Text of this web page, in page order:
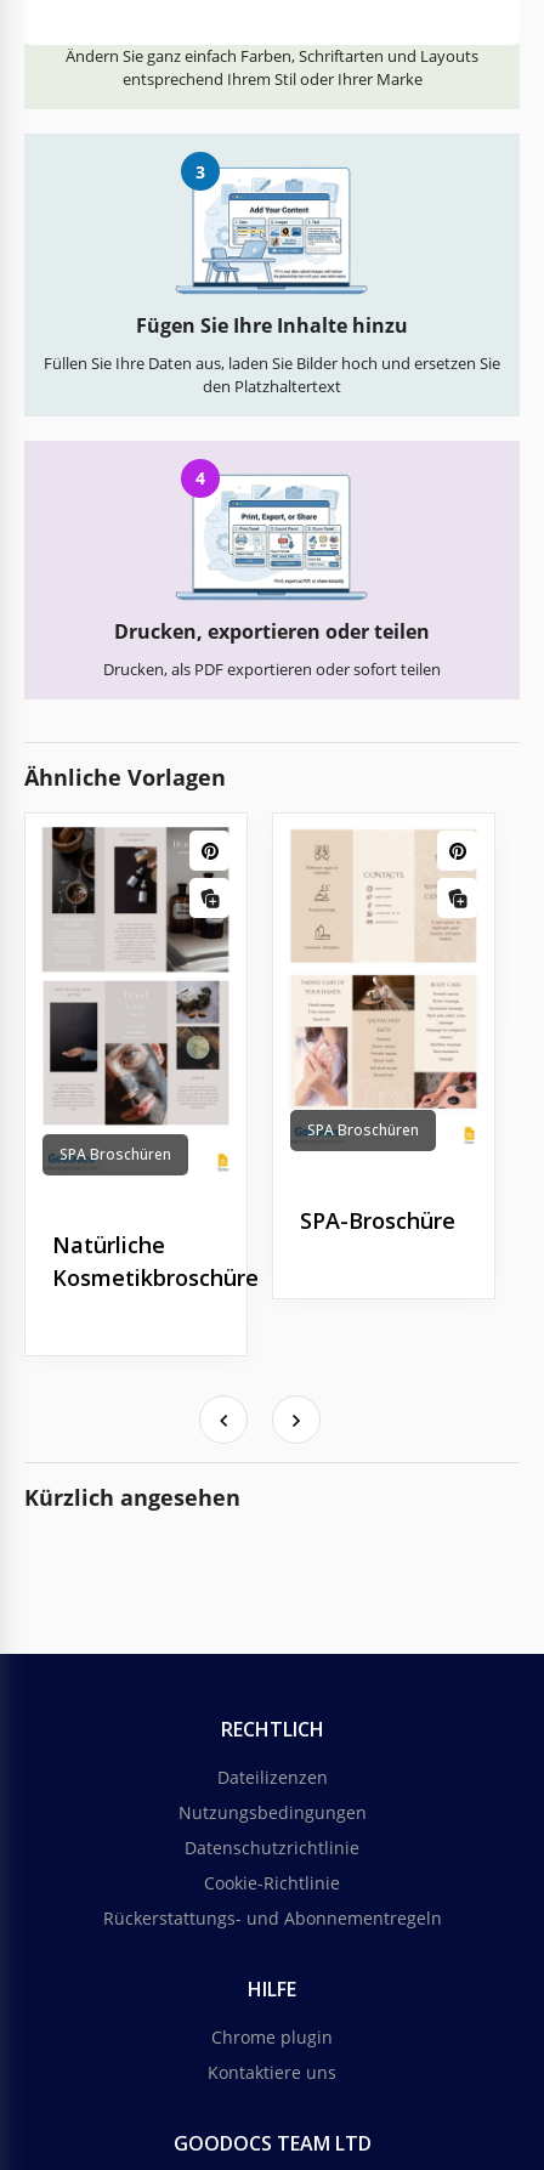
Ändern Sie ganz einfach Farben, Schriftarten und Layouts
entsprechend Ihrem Stil oder Ihrer Marke
3
Fügen Sie Ihre Inhalte hinzu
Füllen Sie Ihre Daten aus, laden Sie Bilder hoch und ersetzen Sie
den Platzhaltertext
4
Drucken, exportieren oder teilen
Drucken, als PDF exportieren oder sofort teilen
Ähnliche Vorlagen
SPA Broschüren
Natürliche
Kosmetikbroschüre
SPA Broschüren
SPA-Broschüre
Kürzlich angesehen
RECHTLICH
Dateilizenzen
Nutzungsbedingungen
Datenschutzrichtlinie
Cookie-Richtlinie
Rückerstattungs- und Abonnementregeln
HILFE
Chrome plugin
Kontaktiere uns
GOODOCS TEAM LTD